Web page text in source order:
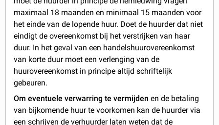
maximaal 18 maanden en minimaal 15 maanden voor
het einde van de lopende huur. Doet de huurder dat niet
eindigt de overeenkomst bij het verstrijken van haar
duur. In het geval van een handelshuurovereenkomst
van korte duur moet een verlenging van de
huurovereenkomst in principe altijd schriftelijk
gebeuren.
Om eventuele verwarring te vermijden en de betaling
van bijkomende huur te voorkomen kan de huurder via
een schrijven de verhuurder laten weten dat de